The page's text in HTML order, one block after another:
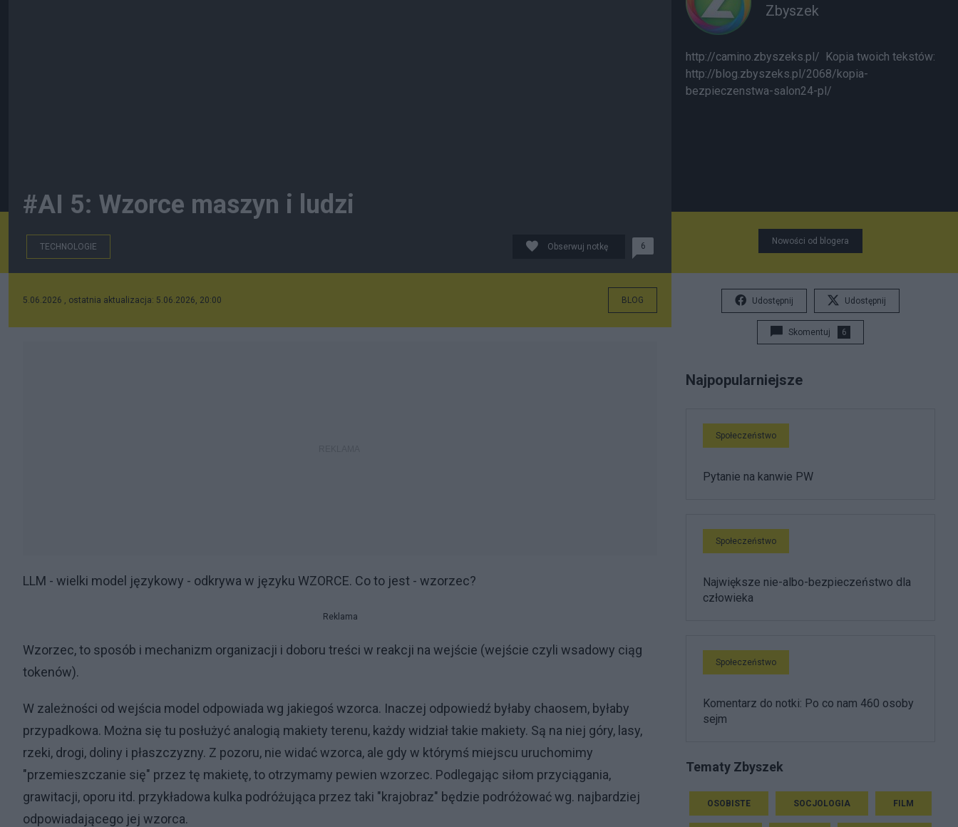
#AI 5: Wzorce maszyn i ludzi
TECHNOLOGIE Obserwuj notkę 6
5.06.2026 , ostatnia aktualizacja: 5.06.2026, 20:00 BLOG
LLM - wielki model językowy - odkrywa w języku WZORCE. Co to jest - wzorzec?
Reklama
Wzorzec, to sposób i mechanizm organizacji i doboru treści w reakcji na wejście (wejście czyli wsadowy ciąg
tokenów).
W zależności od wejścia model odpowiada wg jakiegoś wzorca. Inaczej odpowiedź byłaby chaosem, byłaby
przypadkowa. Można się tu posłużyć analogią makiety terenu, każdy widział takie makiety. Są na niej góry, lasy,
rzeki, drogi, doliny i płaszczyzny. Z pozoru, nie widać wzorca, ale gdy w którymś miejscu uruchomimy
"przemieszczanie się" przez tę makietę, to otrzymamy pewien wzorzec. Podlegając siłom przyciągania,
grawitacji, oporu itd. przykładowa kulka podróżująca przez taki "krajobraz" będzie podróżować wg. najbardziej
odpowiadającego jej wzorca.
Zbyszek
http://camino.zbyszeks.pl/ Kopia twoich tekstów:
http://blog.zbyszeks.pl/2068/kopia-
bezpieczenstwa-salon24-pl/
Nowości od blogera
Udostępnij Udostępnij
Skomentuj 6
Najpopularniejsze
Społeczeństwo
Pytanie na kanwie PW
Społeczeństwo
Największe nie-albo-bezpieczeństwo dla
człowieka
Społeczeństwo
Komentarz do notki: Po co nam 460 osoby
sejm
Tematy Zbyszek
OSOBISTE SOCJOLOGIA FILM